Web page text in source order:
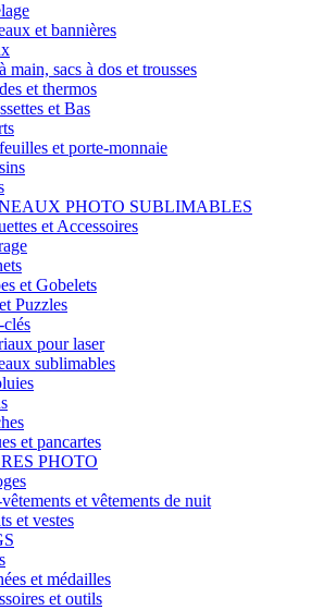
et bannières
main, sacs à dos et trousses
et thermos
et Bas
et porte-monnaie
PHOTO SUBLIMABLES
et Accessoires
et Gobelets
Puzzles
clés
pour laser
sublimables
et pancartes
PHOTO
et vêtements de nuit
et vestes
et médailles
et outils